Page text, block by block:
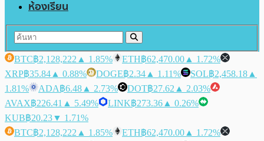
ห้องเรียน
BTC฿2,128,222 ▲ 1.85% ETH฿62,470.00 ▲ 1.72%
XRP฿35.84 ▲ 0.88% DOGE฿2.34 ▲ 1.11% SOL฿2,458.18 ▲
1.81%
ADA฿6.48 ▲ 2.73% DOT฿27.62 ▲ 2.03%
AVAX฿226.41 ▲ 5.49% LINK฿273.36 ▲ 0.26%
KUB฿20.23▼ 1.71%
BTC฿2,128,222 ▲ 1.85% ETH฿62,470.00 ▲ 1.72%